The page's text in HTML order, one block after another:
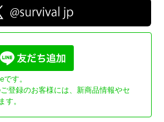
す。
登録のお客様には、新商品情報やセ
す。